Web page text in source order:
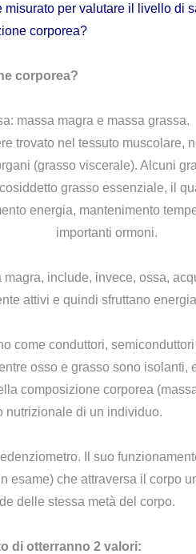
per valutare il livello di
corporea?
corporea?
massa magra e massa grassa.
trovato nel tessuto muscolare,
(grasso viscerale). Alcuni
grasso essenziale, il
energia, mantenimento
importanti ormoni.
include, invece, ossa,
attivi e quindi sfruttano
come conduttori,
osso e grasso sono isolanti,
composizione corporea
nutrizionale di un individuo.
Il suo
che attraversa il corpo
delle stessa metà del corpo.
di otterranno 2 valori: